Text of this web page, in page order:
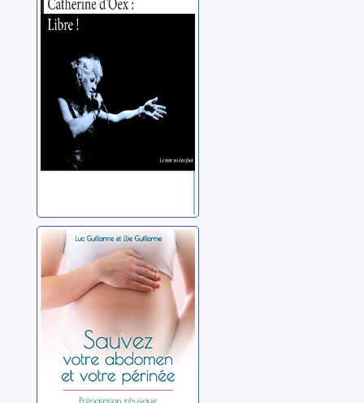
libre!: le reste on
s'en fout
Morier-Genoud, Pascal
Sauvez votre
abdomen et
votre périnée:
préparation
physique,
accouchement et
post-partum
Guillarme, Luc